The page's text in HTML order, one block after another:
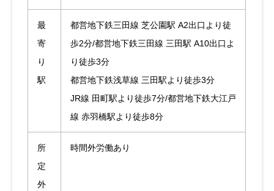
最
寄
り
駅
都営地下鉄三田線 芝公園駅 A2出口より徒
歩2分/都営地下鉄三田線 三田駅 A10出口よ
り徒歩3分
都営地下鉄浅草線 三田駅より徒歩3分
JR線 田町駅より徒歩7分/都営地下鉄大江戸
線 赤羽橋駅より徒歩8分
所
定
外
時間外労働あり